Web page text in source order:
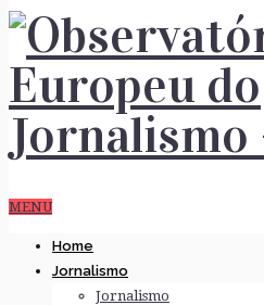
MENU
Home
Jornalismo
Jornalismo